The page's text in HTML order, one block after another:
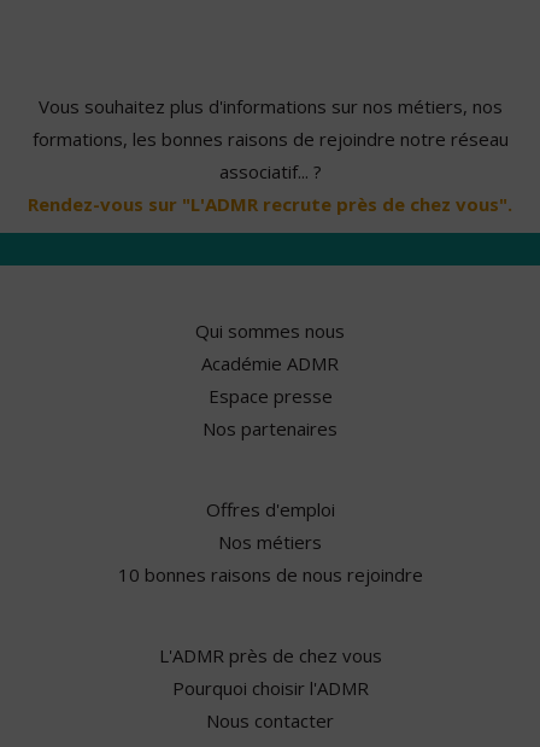
Vous souhaitez plus d'informations sur nos métiers, nos
formations, les bonnes raisons de rejoindre notre réseau
associatif... ?
Rendez-vous sur "L'ADMR recrute près de chez vous".
Qui sommes nous
Académie ADMR
Espace presse
Nos partenaires
Offres d'emploi
Nos métiers
10 bonnes raisons de nous rejoindre
L'ADMR près de chez vous
Pourquoi choisir l'ADMR
Nous contacter